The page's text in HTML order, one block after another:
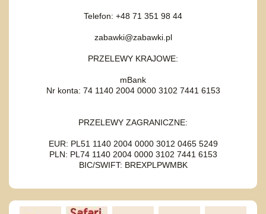
Telefon: +48 71 351 98 44
zabawki@zabawki.pl
PRZELEWY KRAJOWE:
mBank
Nr konta: 74 1140 2004 0000 3102 7441 6153
PRZELEWY ZAGRANICZNE:
EUR: PL51 1140 2004 0000 3012 0465 5249
PLN: PL74 1140 2004 0000 3102 7441 6153
BIC/SWIFT: BREXPLPWMBK